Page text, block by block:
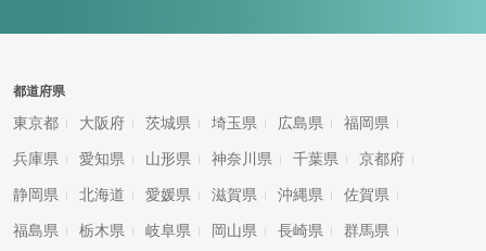
都道府県
東京都 大阪府 茨城県 埼玉県 広島県 福岡県
兵庫県 愛知県 山形県 神奈川県 千葉県 京都府
静岡県 北海道 愛媛県 滋賀県 沖縄県 佐賀県
福島県 栃木県 岐阜県 岡山県 長崎県 群馬県